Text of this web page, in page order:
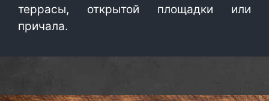
террасы, открытой площадки или
причала.